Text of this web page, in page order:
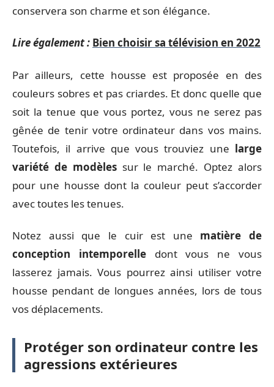
conservera son charme et son élégance.
Lire également : Bien choisir sa télévision en 2022
Par ailleurs, cette housse est proposée en des
couleurs sobres et pas criardes. Et donc quelle que
soit la tenue que vous portez, vous ne serez pas
gênée de tenir votre ordinateur dans vos mains.
Toutefois, il arrive que vous trouviez une large
variété de modèlessur le marché. Optez alors
pour une housse dont la couleur peut s’accorder
avec toutes les tenues.
Notez aussi que le cuir est une matière de
conception intemporelledont vous ne vous
lasserez jamais. Vous pourrez ainsi utiliser votre
housse pendant de longues années, lors de tous
vos déplacements.
Protéger son ordinateur contre les
agressions extérieures